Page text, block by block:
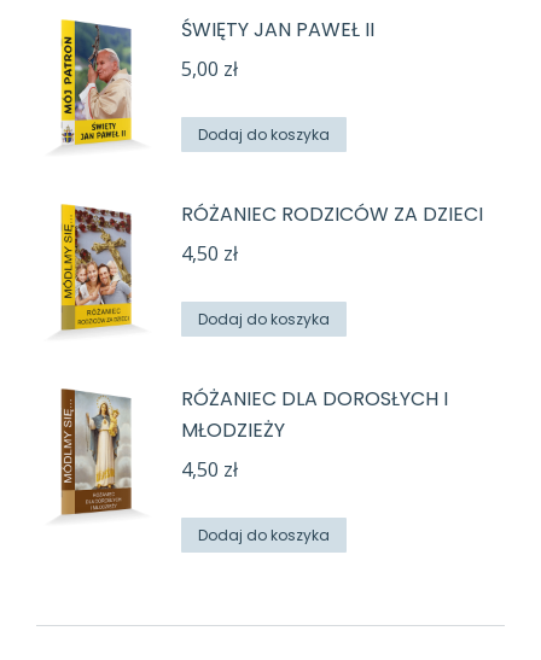
ŚWIĘTY JAN PAWEŁ II
5,00 zł
Dodaj do koszyka
RÓŻANIEC RODZICÓW ZA DZIECI
4,50 zł
Dodaj do koszyka
RÓŻANIEC DLA DOROSŁYCH I
MŁODZIEŻY
4,50 zł
Dodaj do koszyka